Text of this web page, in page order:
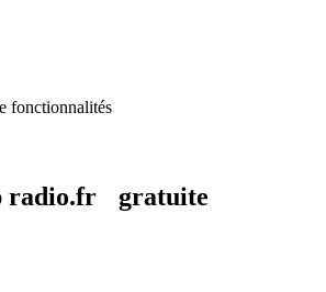
fonctionnalités
radio.fr gratuite